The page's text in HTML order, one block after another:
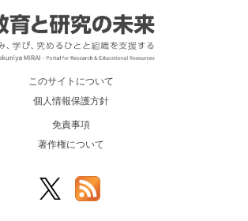
このサイトについて
個人情報保護方針
免責事項
著作権について